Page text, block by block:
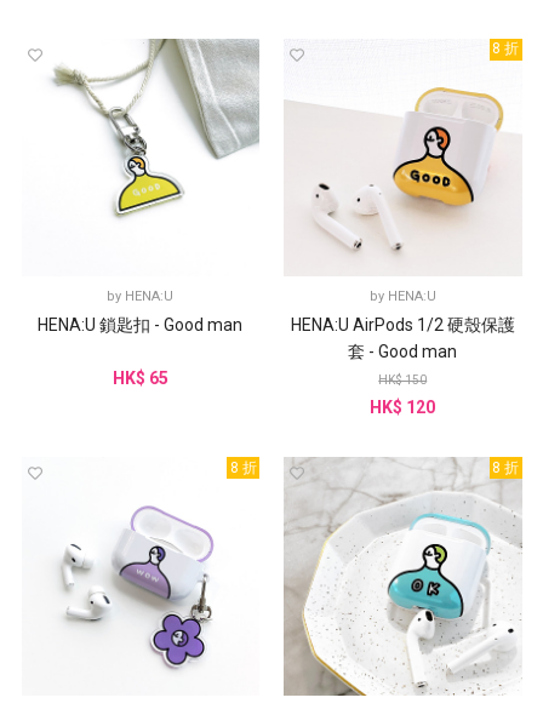
by HENA:U
HENA:U 鎖匙扣 - Good man
HK$ 65
8 折
by HENA:U
HENA:U AirPods 1/2 硬殼保護
套 - Good man
HK$ 150
HK$ 120
8 折 8 折